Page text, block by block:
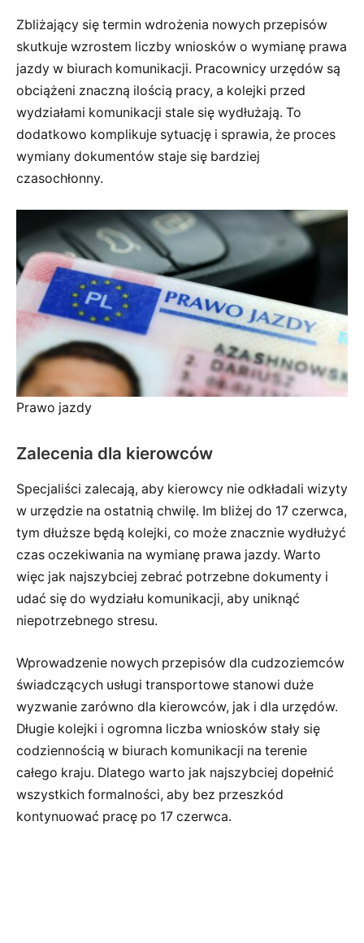
Zbliżający się termin wdrożenia nowych przepisów
skutkuje wzrostem liczby wniosków o wymianę prawa
jazdy w biurach komunikacji. Pracownicy urzędów są
obciążeni znaczną ilością pracy, a kolejki przed
wydziałami komunikacji stale się wydłużają. To
dodatkowo komplikuje sytuację i sprawia, że proces
wymiany dokumentów staje się bardziej
czasochłonny.
Prawo jazdy
Zalecenia dla kierowców
Specjaliści zalecają, aby kierowcy nie odkładali wizyty
w urzędzie na ostatnią chwilę. Im bliżej do 17 czerwca,
tym dłuższe będą kolejki, co może znacznie wydłużyć
czas oczekiwania na wymianę prawa jazdy. Warto
więc jak najszybciej zebrać potrzebne dokumenty i
udać się do wydziału komunikacji, aby uniknąć
niepotrzebnego stresu.
Wprowadzenie nowych przepisów dla cudzoziemców
świadczących usługi transportowe stanowi duże
wyzwanie zarówno dla kierowców, jak i dla urzędów.
Długie kolejki i ogromna liczba wniosków stały się
codziennością w biurach komunikacji na terenie
całego kraju. Dlatego warto jak najszybciej dopełnić
wszystkich formalności, aby bez przeszkód
kontynuować pracę po 17 czerwca.